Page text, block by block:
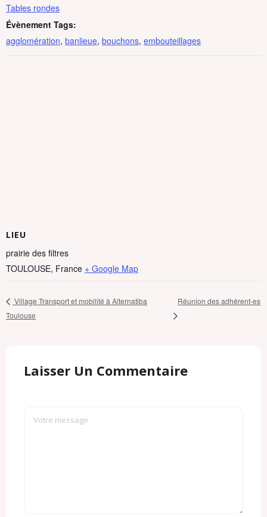
Tables rondes
Évènement Tags:
agglomération, banlieue, bouchons, embouteillages
LIEU
prairie des filtres
TOULOUSE, France + Google Map
Village Transport et mobilité à Alternatiba
Toulouse
Réunion des adhérent-es
Laisser Un Commentaire